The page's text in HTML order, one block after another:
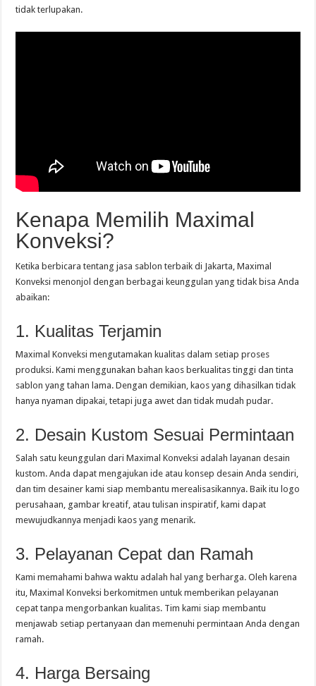
tidak terlupakan.
Kenapa Memilih Maximal
Konveksi?
Ketika berbicara tentang jasa sablon terbaik di Jakarta, Maximal
Konveksi menonjol dengan berbagai keunggulan yang tidak bisa Anda
abaikan:
1. Kualitas Terjamin
Maximal Konveksi mengutamakan kualitas dalam setiap proses
produksi. Kami menggunakan bahan kaos berkualitas tinggi dan tinta
sablon yang tahan lama. Dengan demikian, kaos yang dihasilkan tidak
hanya nyaman dipakai, tetapi juga awet dan tidak mudah pudar.
2. Desain Kustom Sesuai Permintaan
Salah satu keunggulan dari Maximal Konveksi adalah layanan desain
kustom. Anda dapat mengajukan ide atau konsep desain Anda sendiri,
dan tim desainer kami siap membantu merealisasikannya. Baik itu logo
perusahaan, gambar kreatif, atau tulisan inspiratif, kami dapat
mewujudkannya menjadi kaos yang menarik.
3. Pelayanan Cepat dan Ramah
Kami memahami bahwa waktu adalah hal yang berharga. Oleh karena
itu, Maximal Konveksi berkomitmen untuk memberikan pelayanan
cepat tanpa mengorbankan kualitas. Tim kami siap membantu
menjawab setiap pertanyaan dan memenuhi permintaan Anda dengan
ramah.
4. Harga Bersaing